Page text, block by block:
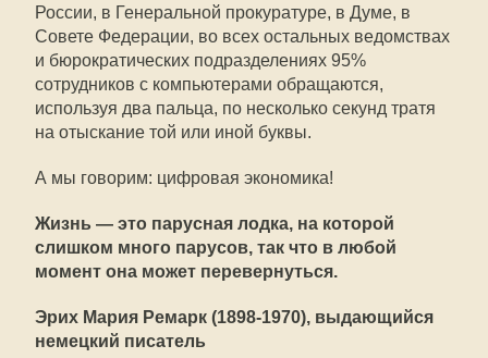
России, в Генеральной прокуратуре, в Думе, в
Совете Федерации, во всех остальных ведомствах
и бюрократических подразделениях 95%
сотрудников с компьютерами обращаются,
используя два пальца, по несколько секунд тратя
на отыскание той или иной буквы.
А мы говорим: цифровая экономика!
Жизнь — это парусная лодка, на которой
слишком много парусов, так что в любой
момент она может перевернуться.
Эрих Мария Ремарк (1898-1970), выдающийся
немецкий писатель